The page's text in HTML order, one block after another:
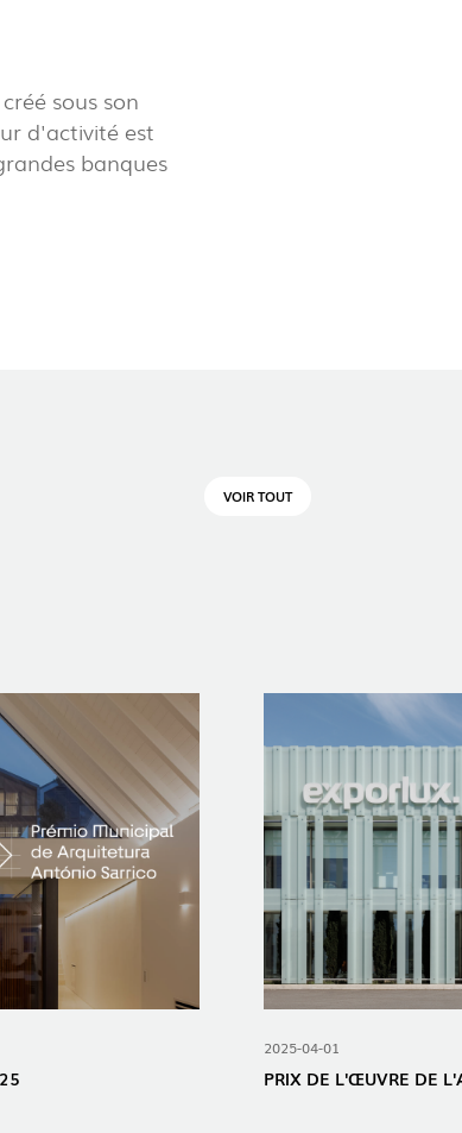
MAGAZINE
sous son
d'activité est
banques
VOIR TOUT
2025-04-01
PRIX ​​DE L'ŒUVRE DE